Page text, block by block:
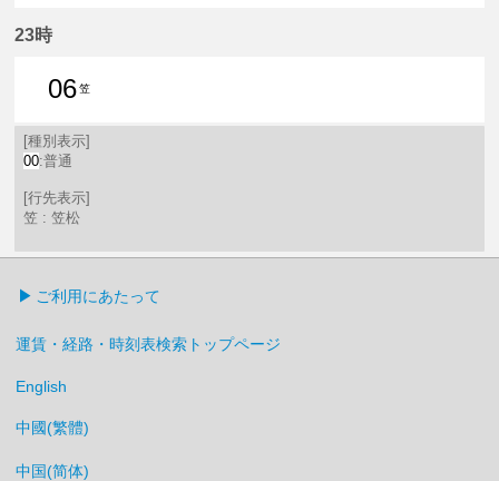
23時
06
6分はつ 普通笠松いき
笠
[種別表示]
00:普通
[行先表示]
笠 : 笠松
ご利用にあたって
運賃・経路・時刻表検索トップページ
English
中國(繁體)
中国(简体)